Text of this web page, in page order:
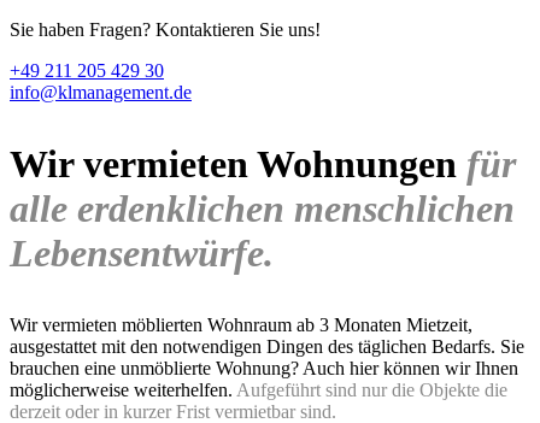
Sie haben Fragen? Kontaktieren Sie uns!
+49 211 205 429 30
info@klmanagement.de
Wir vermieten Wohnungen für
alle erdenklichen menschlichen
Lebensentwürfe.
Wir vermieten möblierten Wohnraum ab 3 Monaten Mietzeit,
ausgestattet mit den notwendigen Dingen des täglichen Bedarfs. Sie
brauchen eine unmöblierte Wohnung? Auch hier können wir Ihnen
möglicherweise weiterhelfen. Aufgeführt sind nur die Objekte die
derzeit oder in kurzer Frist vermietbar sind.